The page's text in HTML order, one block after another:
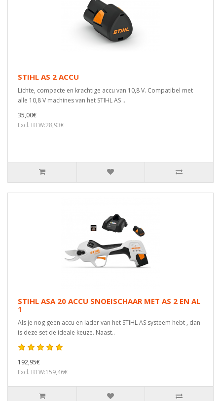
STIHL AS 2 ACCU
Lichte, compacte en krachtige accu van 10,8 V. Compatibel met
alle 10,8 V machines van het STIHL AS ..
35,00€
Excl. BTW:28,93€
STIHL ASA 20 ACCU SNOEISCHAAR MET AS 2 EN AL
1
Als je nog geen accu en lader van het STIHL AS systeem hebt , dan
is deze set de ideale keuze. Naast..
192,95€
Excl. BTW:159,46€